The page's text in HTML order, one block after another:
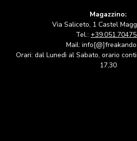
Magazzino:
Via Saliceto, 1 Castel
Tel.:
Mail:
Orari: dal Lunedì al Sabato, orario
17,30